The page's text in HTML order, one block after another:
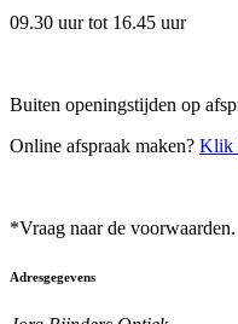
09.30 uur tot 16.45 uur
Buiten openingstijden op
Online afspraak maken? Klik
*Vraag naar de voorwaarden.
Adresgegevens